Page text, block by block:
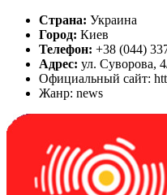
Страна: Украина
Город: Киев
Телефон: +38 (044)
Адрес: ул. Суворова,
Официальный сайт:
Жанр: news